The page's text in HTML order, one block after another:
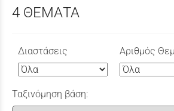
4 ΘΕΜΑΤΑ
Διαστάσεις Αριθμός
Ταξινόμηση βάση: